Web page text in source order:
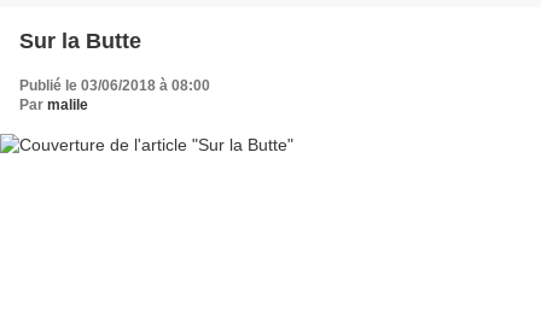
Sur la Butte
Publié le 03/06/2018 à 08:00
Par malile